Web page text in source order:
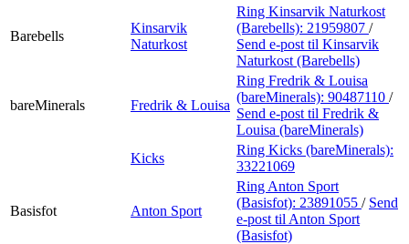
Barebells
Kinsarvik
Naturkost
Ring Kinsarvik Naturkost
(Barebells): 21959807 /
Send e-post til Kinsarvik
Naturkost (Barebells)
bareMinerals Fredrik & Louisa
Ring Fredrik & Louisa
(bareMinerals): 90487110 /
Send e-post til Fredrik &
Louisa (bareMinerals)
Kicks
Ring Kicks (bareMinerals):
33221069
Basisfot Anton Sport
Ring Anton Sport
(Basisfot): 23891055 / Send
e-post til Anton Sport
(Basisfot)